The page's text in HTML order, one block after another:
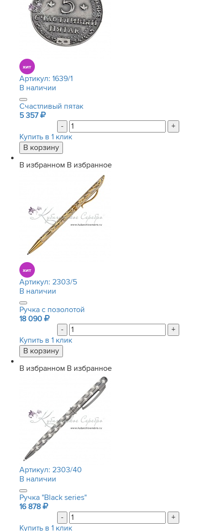
Артикул: 1639/1
В наличии
Счастливый пятак
5 357
-
+
Купить в 1 клик
В избранном В избранное
Артикул: 2303/5
В наличии
Ручка с позолотой
18 090
-
+
Купить в 1 клик
В избранном В избранное
Артикул: 2303/40
В наличии
Ручка "Black series"
16 878
-
+
Купить в 1 клик